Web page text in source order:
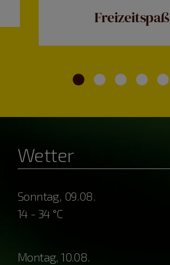
Freizeitspaß
Wetter
Sonntag, 09.08.
14 - 34 °C
Montag, 10.08.